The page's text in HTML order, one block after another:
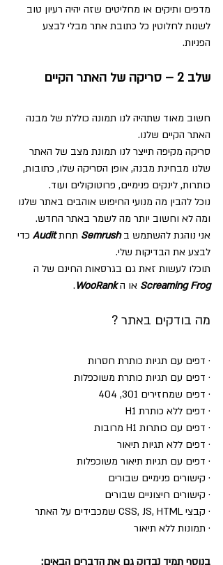
מדפים ותיקים או מחליטים שזה יהיה רעיון טוב
לשנות לחלוטין כל כתובת אתר מבלי לבצע
הפניות.
שלב 2 – סריקה של האתר הקיים
חשוב מאוד שתהיה לנו תמונה כוללת של מבנה
האתר הקיים שלנו.
סריקה מקיפה תייצר לנו תמונת מצב של האתר
שלנו מבחינת מבנה, אופן הסריקה שלו, כתובות,
כותרות, לינקים פנימיים, פרוטוקולים ועוד.
נוכל להבין מה מנועי החיפוש אוהבים באתר שלנו
ומה לא וחשוב יותר מה לשמר באתר החדש.
אני נוהגת להשתמש ב Semrush תחת Audit כדי
לבצע את הבדיקות שלי.
תוכלו לעשות זאת גם בגרסאות החינם של ה
Screaming Frog או ה WooRank
.
מה בודקים באתר ?
· דפים עם תגיות כותרת חסרות
· דפים עם תגיות כותרת משוכפלות
· דפים שמחזירים 301, 404
· דפים ללא כותרת H1
· דפים עם כותרות H1 מרובות
· דפים ללא תגיות תיאור
· דפים עם תגיות תיאור משוכפלות
· קישורים פנימיים שבורים
· קישורים חיצוניים שבורים
· קבצי CSS, JS, HTML שמכבידים על האתר
· תמונות ללא תיאור
בנוסף תמיד נבדוק גם את הדברים הבאים: